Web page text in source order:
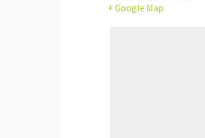
+ Google Map